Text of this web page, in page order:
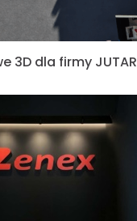
3D dla firmy JUTAR